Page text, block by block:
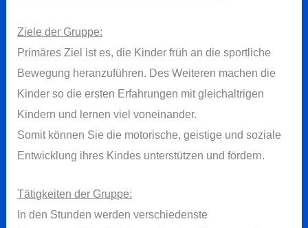
Ziele der Gruppe:
Primäres Ziel ist es, die Kinder früh an die sportliche
Bewegung heranzuführen. Des Weiteren machen die
Kinder so die ersten Erfahrungen mit gleichaltrigen
Kindern und lernen viel voneinander.
Somit können Sie die motorische, geistige und soziale
Entwicklung ihres Kindes unterstützen und fördern.
Tätigkeiten der Gruppe:
In den Stunden werden verschiedenste